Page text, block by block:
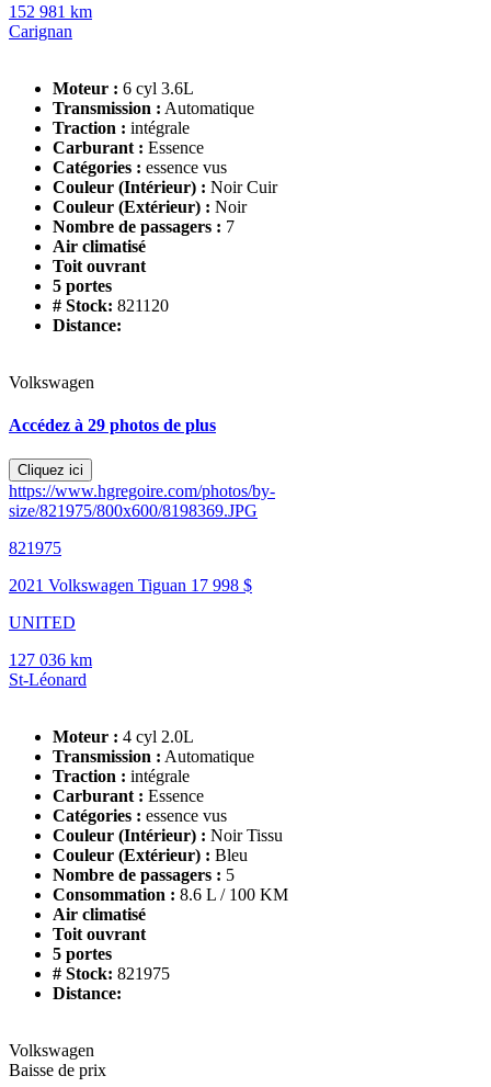
152 981 km
Carignan
Moteur : 6 cyl 3.6L
Transmission : Automatique
Traction : intégrale
Carburant : Essence
Catégories : essence vus
Couleur (Intérieur) : Noir Cuir
Couleur (Extérieur) : Noir
Nombre de passagers : 7
Air climatisé
Toit ouvrant
5 portes
# Stock: 821120
Distance:
Volkswagen
Accédez à 29 photos de plus
Cliquez ici
https://www.hgregoire.com/photos/by-
size/821975/800x600/8198369.JPG
821975
2021 Volkswagen Tiguan 17 998 $
UNITED
127 036 km
St-Léonard
Moteur : 4 cyl 2.0L
Transmission : Automatique
Traction : intégrale
Carburant : Essence
Catégories : essence vus
Couleur (Intérieur) : Noir Tissu
Couleur (Extérieur) : Bleu
Nombre de passagers : 5
Consommation : 8.6 L / 100 KM
Air climatisé
Toit ouvrant
5 portes
# Stock: 821975
Distance:
Volkswagen
Baisse de prix